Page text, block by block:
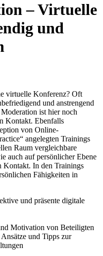
– Virtuelle
und
virtuelle Konferenz? Oft
und anstrengend
ist hier noch
Kontakt. Ebenfalls
von Online-
angelegten Trainings
Raum vergleichbare
auch auf persönlicher Ebene
Kontakt. In den Trainings
Fähigkeiten in
und präsente digitale
Motivation von Beteiligten
und Tipps zur